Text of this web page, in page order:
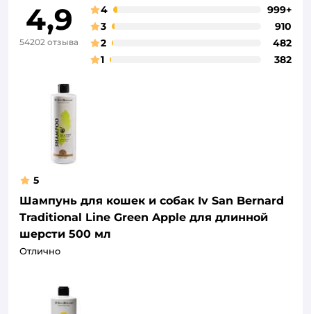
4,9
54202 отзыва
4
999+
3
910
2
482
1
382
5
Шампунь для кошек и собак Iv San Bernard
Traditional Line Green Apple для длинной
шерсти 500 мл
Отлично